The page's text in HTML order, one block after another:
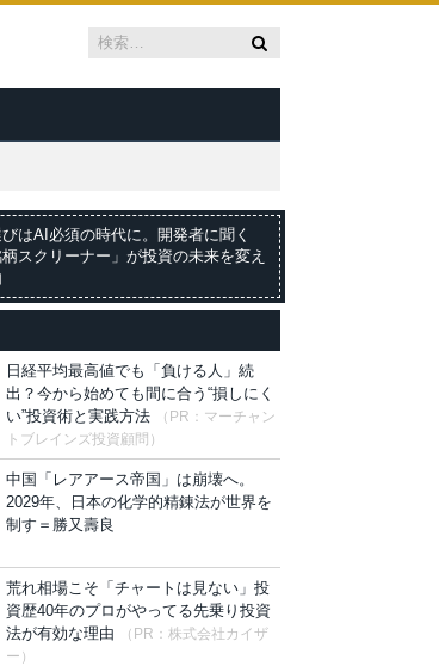
はAI必須の時代に。開発者に聞く
柄スクリーナー」が投資の未来を変え
日経平均最高値でも「負ける人」続
出？今から始めても間に合う“損しにく
い”投資術と実践方法
（PR：マーチャン
トブレインズ投資顧問）
中国「レアアース帝国」は崩壊へ。
2029年、日本の化学的精錬法が世界を
制す＝勝又壽良
荒れ相場こそ「チャートは見ない」投
資歴40年のプロがやってる先乗り投資
法が有効な理由
（PR：株式会社カイザ
ー）